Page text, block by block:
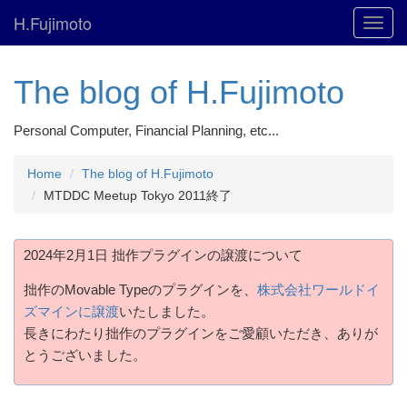
H.Fujimoto
The blog of H.Fujimoto
Personal Computer, Financial Planning, etc...
Home
The blog of H.Fujimoto
MTDDC Meetup Tokyo 2011終了
2024年2月1日 拙作プラグインの譲渡について
拙作のMovable Typeのプラグインを、 株式会社ワールドイ
ズマインに譲渡いたしました。
長きにわたり拙作のプラグインをご愛顧いただき、ありが
とうございました。